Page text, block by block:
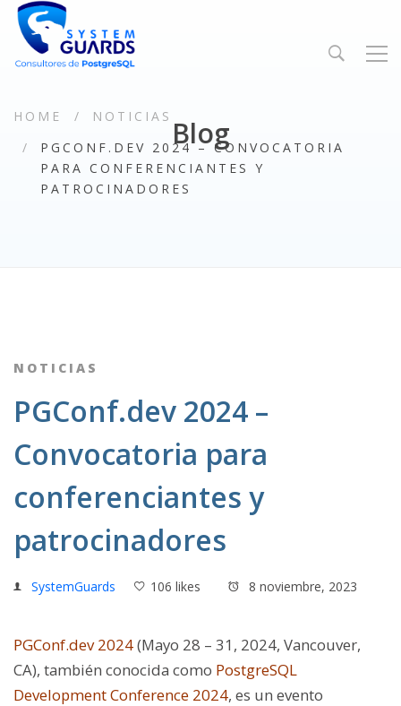
Blog
HOME
NOTICIAS
PGCONF.DEV 2024 – CONVOCATORIA
PARA CONFERENCIANTES Y
PATROCINADORES
NOTICIAS
PGConf.dev 2024 –
Convocatoria para
conferenciantes y
patrocinadores
SystemGuards 106 likes 8 noviembre, 2023
PGConf.dev 2024(Mayo 28 – 31, 2024, Vancouver,
CA), también conocida como PostgreSQL
Development Conference 2024, es un evento